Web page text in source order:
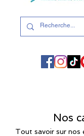
Nos
Tout savoir sur nos